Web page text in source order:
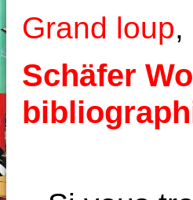
Grand loup,
Schäfer